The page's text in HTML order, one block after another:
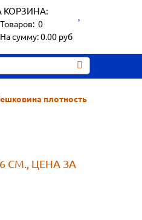
КОРЗИНА:
Товаров: 0
На сумму:0.00 руб
плотность
СМ., ЦЕНА ЗА